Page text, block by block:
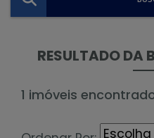
RESULTADO DA
1 imóveis